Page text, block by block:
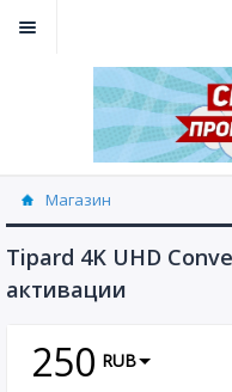
Магазин
Tipard 4K UHD
активации
250 RUB